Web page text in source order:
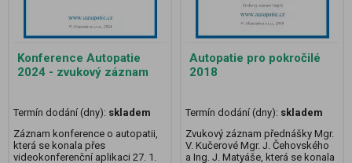
Konference Autopatie
2024 - zvukový záznam
Termín dodání (dny): skladem
Záznam konference o autopatii,
která se konala přes
videokonferenční aplikaci 27. 1.
Autopatie pro pokročilé
2018
Termín dodání (dny): skladem
Zvukový záznam přednášky Mgr.
V. Kučerové Mgr. J. Čehovského
a Ing. J. Matyáše, která se konala